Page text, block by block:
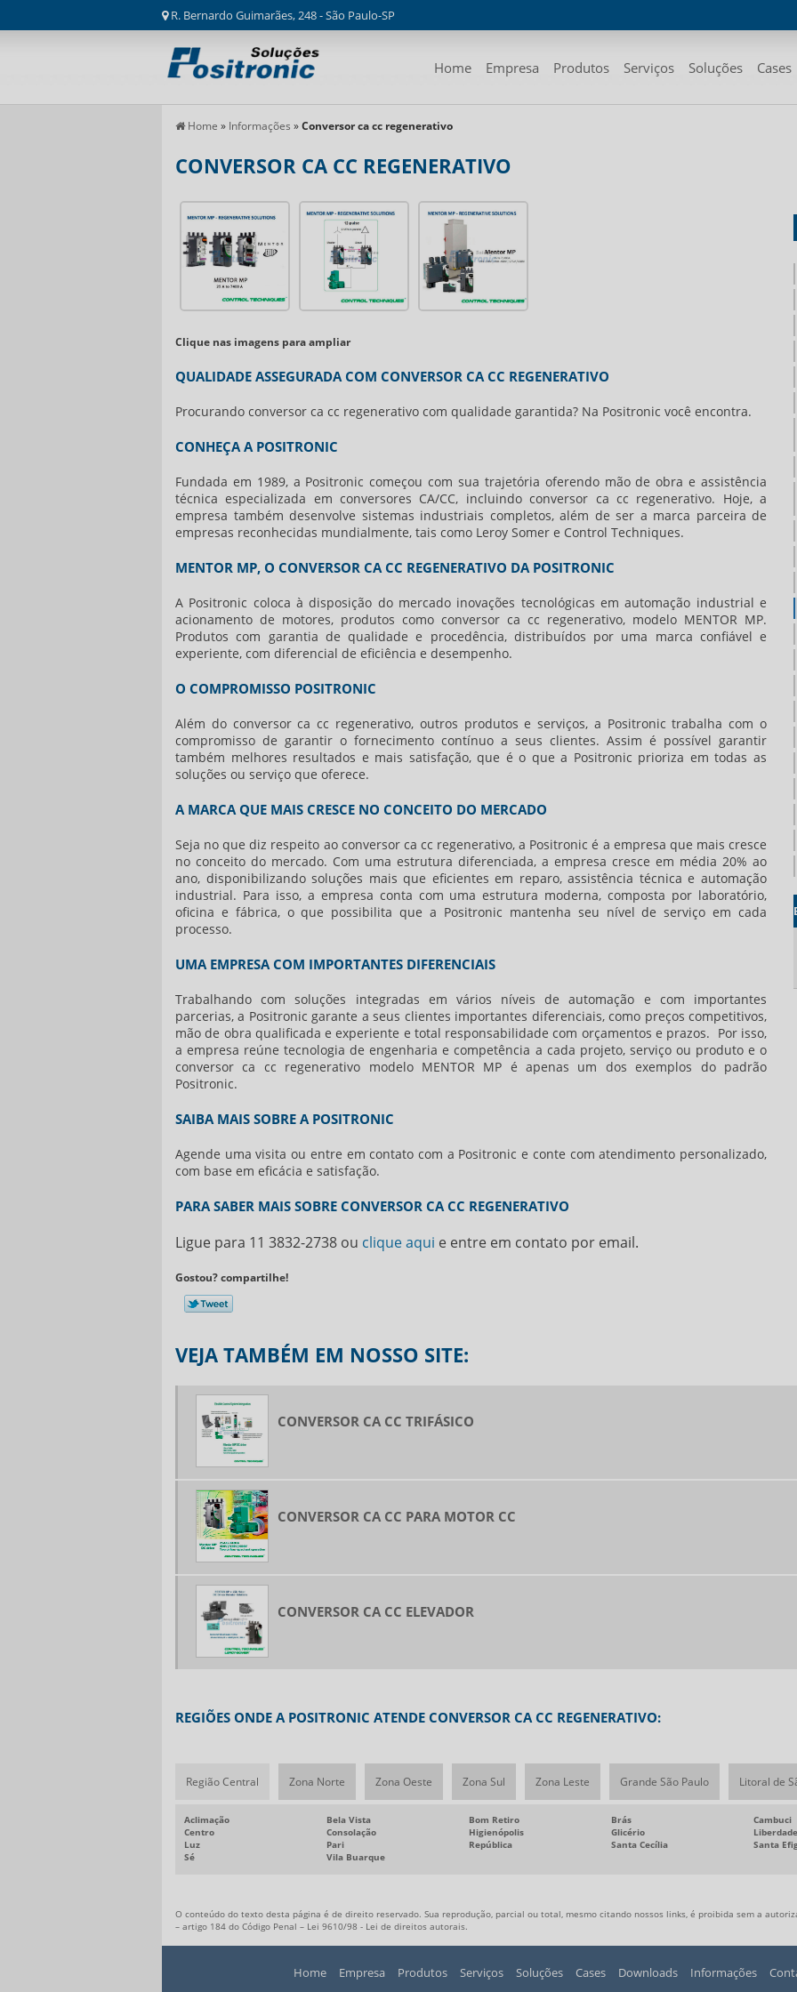
R. Bernardo Guimarães, 248 - São Paulo-SP
Home Empresa Produtos Serviços Soluções Cases
Home » Informações »Conversor ca cc regenerativo
CONVERSOR CA CC REGENERATIVO
Clique nas imagens para ampliar
QUALIDADE ASSEGURADA COM CONVERSOR CA CC REGENERATIVO
Procurando conversor ca cc regenerativo com qualidade garantida? Na Positronic você encontra.
CONHEÇA A POSITRONIC
Fundada em 1989, a Positronic começou com sua trajetória oferendo mão de obra e assistência
técnica especializada em conversores CA/CC, incluindoconversor ca cc regenerativo. Hoje, a
empresa também desenvolve sistemas industriais completos, além de ser a marca parceira de
empresas reconhecidas mundialmente, tais como Leroy Somer e Control Techniques.
MENTOR MP, O CONVERSOR CA CC REGENERATIVO DA POSITRONIC
A Positronic coloca à disposição do mercado inovações tecnológicas em automação industrial e
acionamento de motores, produtos como conversor ca cc regenerativo, modelo MENTOR MP.
Produtos com garantia de qualidade e procedência, distribuídos por uma marca confiável e
experiente, com diferencial de eficiência e desempenho.
O COMPROMISSO POSITRONIC
Além do conversor ca cc regenerativo, outros produtos e serviços, a Positronic trabalha com o
compromisso de garantir o fornecimento contínuo a seus clientes. Assim é possível garantir
também melhores resultados e mais satisfação, que é o que a Positronic prioriza em todas as
soluções ou serviço que oferece.
A MARCA QUE MAIS CRESCE NO CONCEITO DO MERCADO
Seja no que diz respeito ao conversor ca cc regenerativo, a Positronic é a empresa que mais cresce
no conceito do mercado. Com uma estrutura diferenciada, a empresa cresce em média 20% ao
ano, disponibilizando soluções mais que eficientes em reparo, assistência técnica e automação
industrial. Para isso, a empresa conta com uma estrutura moderna, composta por laboratório,
oficina e fábrica, o que possibilita que a Positronic mantenha seu nível de serviço em cada
processo.
UMA EMPRESA COM IMPORTANTES DIFERENCIAIS
Trabalhando com soluções integradas em vários níveis de automação e com importantes
parcerias, a Positronic garante a seus clientes importantes diferenciais, como preços competitivos,
mão de obra qualificada e experiente e total responsabilidade com orçamentos e prazos. Por isso,
a empresa reúne tecnologia de engenharia e competência a cada projeto, serviço ou produto e o
conversor ca cc regenerativo modelo MENTOR MP é apenas um dos exemplos do padrão
Positronic.
SAIBA MAIS SOBRE A POSITRONIC
Agende uma visita ou entre em contato com a Positronic e conte com atendimento personalizado,
com base em eficácia e satisfação.
PARA SABER MAIS SOBRE CONVERSOR CA CC REGENERATIVO
Ligue para 11 3832-2738 ou clique aqui e entre em contato por email.
Gostou? compartilhe!
VEJA TAMBÉM EM NOSSO SITE:
CONVERSOR CA CC TRIFÁSICO
CONVERSOR CA CC PARA MOTOR CC
CONVERSOR CA CC ELEVADOR
REGIÕES ONDE A POSITRONIC ATENDE CONVERSOR CA CC REGENERATIVO:
Região Central Zona Norte Zona Oeste Zona Sul Zona Leste Grande São Paulo Litoral de
Aclimação Bela Vista Bom Retiro Brás
Cambuci
Centro
Consolação Higienópolis Glicério
Liberdade
Luz
Pari República Santa Cecília
Santa
Sé
Vila Buarque
O conteúdo do texto desta página é de direito reservado. Sua reprodução, parcial ou total, mesmo citando nossos links, é proibida sem a
– artigo 184 do Código Penal – Lei 9610/98 - Lei de direitos autorais.
Home Empresa Produtos Serviços Soluções Cases Downloads Informações